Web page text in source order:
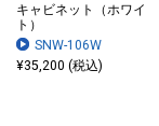
キャビネット（ホワイ
ト）
SNW-106W
¥35,200 (税込)